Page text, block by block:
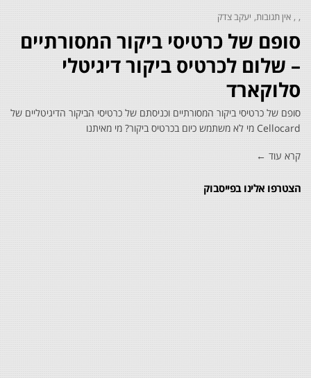
אין תגובות יעקב צדק
סופם של כרטיסי ביקור המסורתיים
– שלום לכרטיס ביקור דיגיטלי
סלוקארד
סופם של כרטיסי ביקור המסורתיים וכניסתם של כרטיסי הביקור הדיגיטליים של
Cellocard מי לא משתמש כיום בכרטיס ביקור? מי מאיתנו
קרא עוד ←
הצטרפו אלינו בפייסבוק